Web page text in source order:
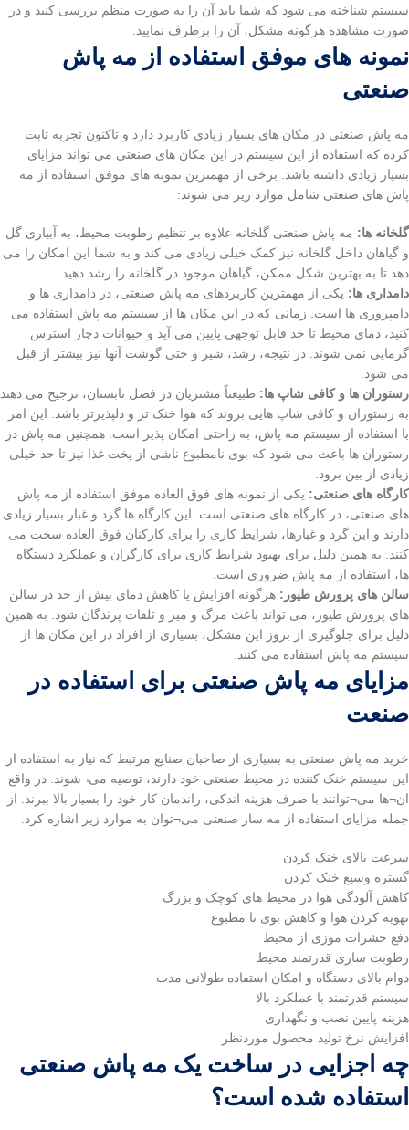
سیستم شناخته می شود که شما باید آن را به صورت منظم بررسی کنید و در
صورت مشاهده هرگونه مشکل، آن را برطرف نمایید.
نمونه های موفق استفاده از مه پاش
صنعتی
مه پاش صنعتی در مکان های بسیار زیادی کاربرد دارد و تاکنون تجربه ثابت
کرده که استفاده از این سیستم در این مکان های صنعتی می تواند مزایای
بسیار زیادی داشته باشد. برخی از مهمترین نمونه های موفق استفاده از مه
پاش های صنعتی شامل موارد زیر می شوند:
گلخانه ها: مه پاش صنعتی گلخانه علاوه بر تنظیم رطوبت محیط، به آبیاری گل
و گیاهان داخل گلخانه نیز کمک خیلی زیادی می کند و به شما این امکان را می
دهد تا به بهترین شکل ممکن، گیاهان موجود در گلخانه را رشد دهید.
دامداری ها: یکی از مهمترین کاربردهای مه پاش صنعتی، در دامداری ها و
دامپروری ها است. زمانی که در این مکان ها از سیستم مه پاش استفاده می
کنید، دمای محیط تا حد قابل توجهی پایین می آید و حیوانات دچار استرس
گرمایی نمی شوند. در نتیجه، رشد، شیر و حتی گوشت آنها نیز بیشتر از قبل
می شود.
رستوران ها و کافی شاپ ها: طبیعتاً مشتریان در فصل تابستان، ترجیح می دهند
به رستوران و کافی شاپ هایی بروند که هوا خنک تر و دلپذیرتر باشد. این امر
با استفاده از سیستم مه پاش، به راحتی امکان پذیر است. همچنین مه پاش در
رستوران ها باعث می شود که بوی نامطبوع ناشی از پخت غذا نیز تا حد خیلی
زیادی از بین برود.
کارگاه های صنعتی: یکی از نمونه های فوق العاده موفق استفاده از مه پاش
های صنعتی، در کارگاه های صنعتی است. این کارگاه ها گرد و غبار بسیار زیادی
دارند و این گرد و غبارها، شرایط کاری را برای کارکنان فوق العاده سخت می
کنند. به همین دلیل برای بهبود شرایط کاری برای کارگران و عملکرد دستگاه
ها، استفاده از مه پاش ضروری است.
سالن های پرورش طیور: هرگونه افزایش یا کاهش دمای بیش از حد در سالن
های پرورش طیور، می تواند باعث مرگ و میر و تلفات پرندگان شود. به همین
دلیل برای جلوگیری از بروز این مشکل، بسیاری از افراد در این مکان ها از
سیستم مه پاش استفاده می کنند.
مزایای مه پاش صنعتی برای استفاده در
صنعت
خرید مه پاش صنعتی به بسیاری از صاحبان صنایع مرتبط که نیاز به استفاده از
این سیستم خنک کننده در محیط صنعتی خود دارند، توصیه می¬شوند. در واقع
ان¬ها می¬توانند با صرف هزینه اندکی، راندمان کار خود را بسیار بالا ببرند. از
جمله مزایای استفاده از مه ساز صنعتی می¬توان به موارد زیر اشاره کرد.
سرعت بالای خنک کردن
گستره وسیع خنک کردن
کاهش آلودگی هوا در محیط های کوچک و بزرگ
تهویه کردن هوا و کاهش بوی نا مطبوع
دفع حشرات موزی از محیط
رطوبت سازی قدرتمند محیط
دوام بالای دستگاه و امکان استفاده طولانی مدت
سیستم قدرتمند با عملکرد بالا
هزینه پایین نصب و نگهداری
افزایش نرخ تولید محصول موردنظر
چه اجزایی در ساخت یک مه پاش صنعتی
استفاده شده است؟